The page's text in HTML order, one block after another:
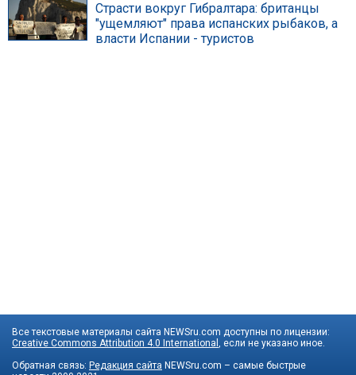
Страсти вокруг Гибралтара: британцы
"ущемляют" права испанских рыбаков, а
власти Испании - туристов
Все текстовые материалы сайта NEWSru.com доступны по лицензии:
Creative Commons Attribution 4.0 International , если не указано иное.
Обратная связь: Редакция сайта NEWSru.com – самые быстрые